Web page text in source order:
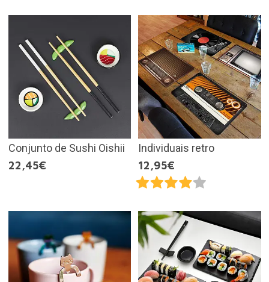
Conjunto de Sushi Oishii
22,45€
Individuais retro
12,95€